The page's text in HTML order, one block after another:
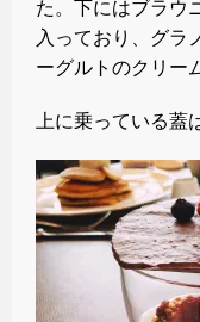
た。下にはブラウ
入っており、グラ
ーグルトのクリー
上に乗っている蓋